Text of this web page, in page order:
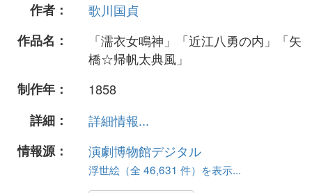
作者：
歌川国貞
作品名：
「濡衣女鳴神」「近江八勇の内」「矢
橋☆帰帆太典風」
制作年：
1858
詳細：
詳細情報...
情報源：
演劇博物館デジタル
浮世絵（全 46,631 件）を表示...